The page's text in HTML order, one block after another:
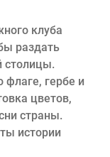
клуба
раздать
столицы.
гербе и
цветов,
страны.
истории